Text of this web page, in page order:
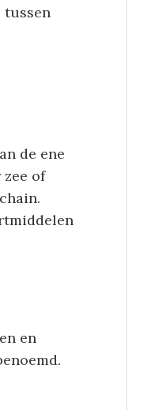
tussen
de ene
of
en